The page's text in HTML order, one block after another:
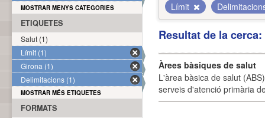
Límit
Resultat de la
Àrees bàsiques de salut
L'àrea bàsica de salut
serveis d'atenció primària
MOSTRAR MENYS CATEGORIES
ETIQUETES
Salut (1)
Límit (1)
Girona (1)
Delimitacions (1)
MOSTRAR MÉS ETIQUETES
FORMATS